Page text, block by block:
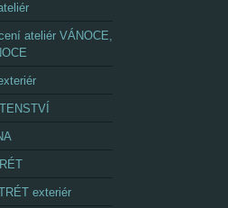
ateliér VÁNOCE,
exteriér